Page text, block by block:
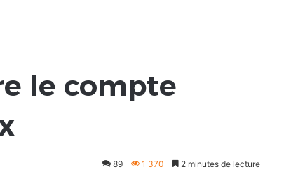
le compte
89 1 370 2 minutes de lecture